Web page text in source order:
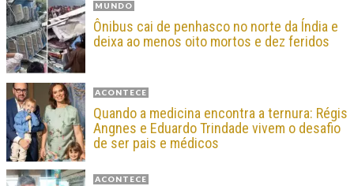
MUNDO
Ônibus cai de penhasco no norte da Índia e
deixa ao menos oito mortos e dez feridos
ACONTECE
Quando a medicina encontra a ternura: Régis
Angnes e Eduardo Trindade vivem o desafio
de ser pais e médicos
ACONTECE